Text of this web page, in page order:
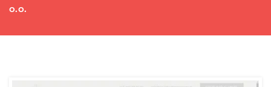
o.o.